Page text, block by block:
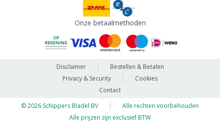
Onze betaalmethoden
Disclaimer
Bestellen & Betalen
Privacy & Security
Cookies
Contact
© 2026 Schippers Bladel BV
Alle rechten voorbehouden
Alle prijzen zijn exclusief BTW